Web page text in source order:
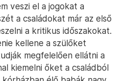
veszi el a jogokat a
a családokat már az első
a kritikus időszakokat.
kellene a szülőket
megfelelően ellátni a
kiemelni őket a családból